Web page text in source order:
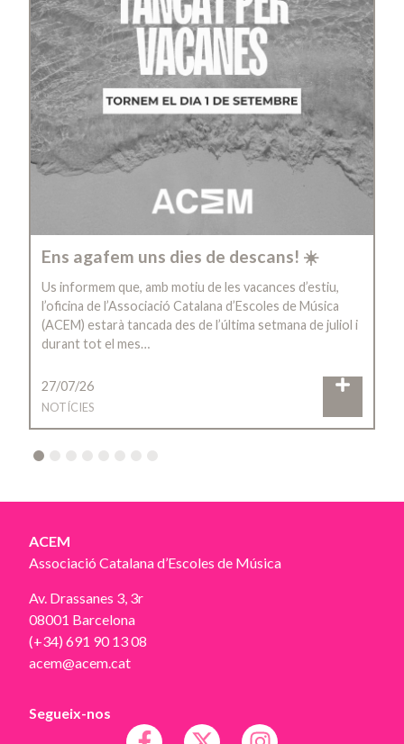
Ens agafem uns dies de descans! ☀️
Us informem que, amb motiu de les vacances d’estiu,
l’oficina de l’Associació Catalana d’Escoles de Música
(ACEM) estarà tancada des de l’última setmana de juliol i
durant tot el mes…
27/07/26
NOTÍCIES
4 5 6 7 8
ACEM
Associació Catalana d’Escoles de Música
Av. Drassanes 3, 3r
08001 Barcelona
(+34) 691 90 13 08
acem@acem.cat
Segueix-nos